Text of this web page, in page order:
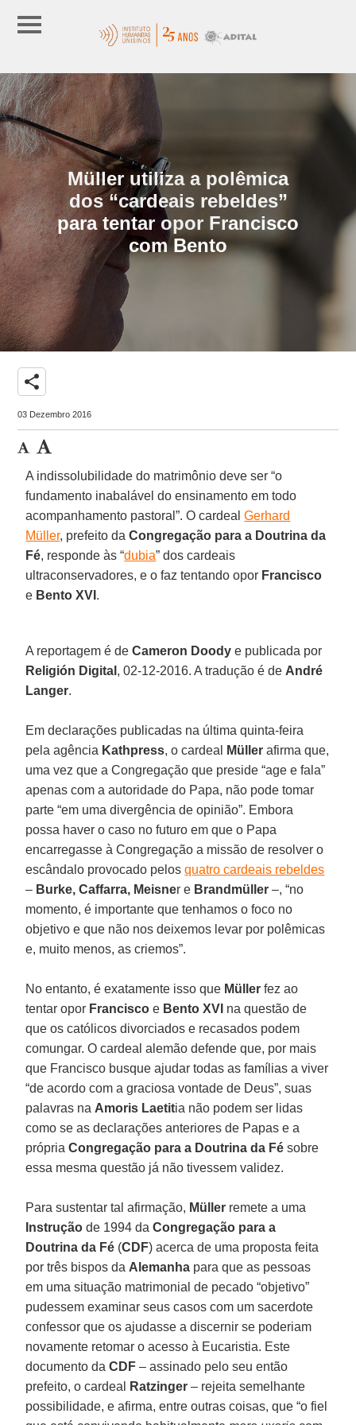
Müller utiliza a polêmica
dos “cardeais rebeldes”
para tentar opor Francisco
com Bento
share
03 Dezembro 2016
A indissolubilidade do matrimônio deve ser “o
fundamento inabalável do ensinamento em todo
acompanhamento pastoral”. O cardealGerhard
Müller, prefeito daCongregação para a Doutrina da
Fé, responde às “dubia” dos cardeais
ultraconservadores, e o faz tentando opor Francisco
e Bento XVI .
A reportagem é deCameron Doody e publicada por
Religión Digital , 02-12-2016. A tradução é de André
Langer.
Em declarações publicadas na última quinta-feira
pela agência Kathpress, o cardeal Müller afirma que,
uma vez que a Congregação que preside “age e fala”
apenas com a autoridade do Papa, não pode tomar
parte “em uma divergência de opinião”. Embora
possa haver o caso no futuro em que o Papa
encarregasse à Congregação a missão de resolver o
escândalo provocado pelosquatro cardeais rebeldes
– Burke, Caffarra, Meisner e Brandmüller –, “no
momento, é importante que tenhamos o foco no
objetivo e que não nos deixemos levar por polêmicas
e, muito menos, as criemos”.
No entanto, é exatamente isso que Müller fez ao
tentar opor Francisco e Bento XVI na questão de
que os católicos divorciados e recasados podem
comungar. O cardeal alemão defende que, por mais
que Francisco busque ajudar todas as famílias a viver
“de acordo com a graciosa vontade de Deus”, suas
palavras na Amoris Laetitia não podem ser lidas
como se as declarações anteriores de Papas e a
própriaCongregação para a Doutrina da Fé sobre
essa mesma questão já não tivessem validez.
Para sustentar tal afirmação, Müller remete a uma
Instrução de 1994 daCongregação para a
Doutrina da Fé (CDF) acerca de uma proposta feita
por três bispos da Alemanha para que as pessoas
em uma situação matrimonial de pecado “objetivo”
pudessem examinar seus casos com um sacerdote
confessor que os ajudasse a discernir se poderiam
novamente retomar o acesso à Eucaristia. Este
documento daCDF – assinado pelo seu então
prefeito, o cardeal
Ratzinger – rejeita semelhante
possibilidade, e afirma, entre outras coisas, que “o fiel